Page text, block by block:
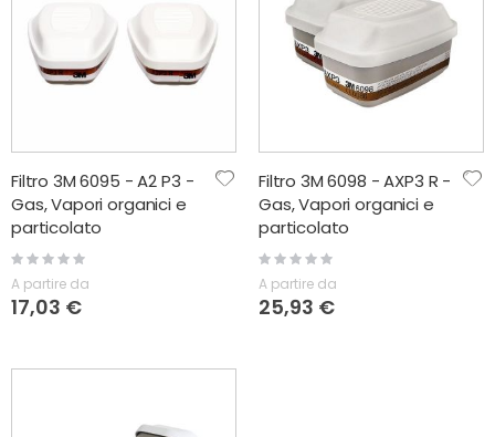
Filtro 3M 6095 - A2 P3 -
Gas, Vapori organici e
particolato
Rating:
0%
A partire da
17,03 €
Filtro 3M 6098 - AXP3 R -
Gas, Vapori organici e
particolato
Rating:
0%
A partire da
25,93 €